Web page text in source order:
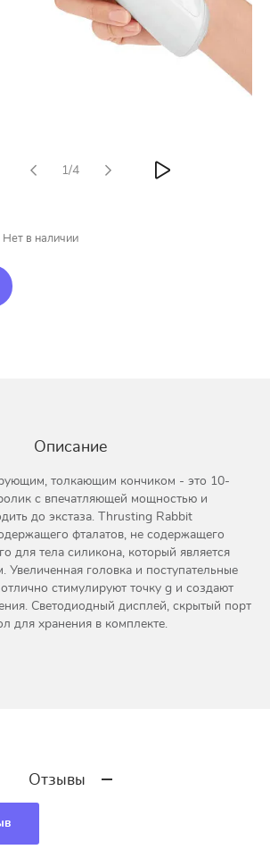
1/4
Нет в наличии
Описание
толкающим кончиком - это 10-
с впечатляющей мощностью и
до экстаза. Thrusting Rabbit
фталатов, не содержащего
для тела силикона, который является
Увеличенная головка и поступательные
стимулируют точку g и создают
Светодиодный дисплей, скрытый порт
для хранения в комплекте.
Отзывы